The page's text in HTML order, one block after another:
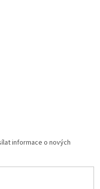
informace o nových